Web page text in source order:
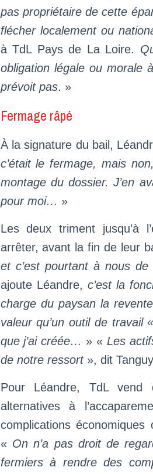
pas propriétaire de cette
flécher localement ou
à TdL Pays de La Loire.
obligation légale ou morale
prévoit pas. »
Fermage râpé
À la signature du bail,
c’était le fermage, mais
montage du dossier. J’en
pour moi… »
Les deux triment jusqu’à
arrêter, avant la fin de leur
et c’est pourtant à nous
ajoute Léandre,c’est la
charge du paysan la
valeur qu’un outil de travail
que j’ai créée… » « Les
de notre ressort», dit
Pour Léandre, TdL
alternatives à
complications
« On n’a pas droit de
fermiers à rendre des